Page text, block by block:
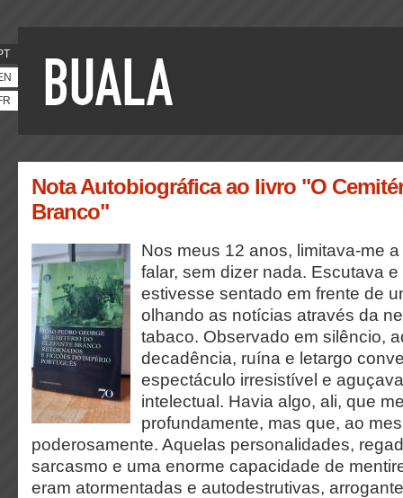
Nota Autobiográfica ao livro "O
Branco"
Nos meus 12 anos, limitava-me
falar, sem dizer nada. Escutava
estivesse sentado em frente de
olhando as notícias através da
tabaco. Observado em silêncio,
decadência, ruína e letargo
espectáculo irresistível e
intelectual. Havia algo, ali, que
profundamente, mas que, ao
poderosamente. Aquelas personalidades,
sarcasmo e uma enorme capacidade de
eram atormentadas e autodestrutivas,